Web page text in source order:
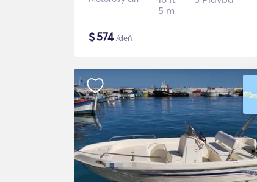
5 m
$574/deň